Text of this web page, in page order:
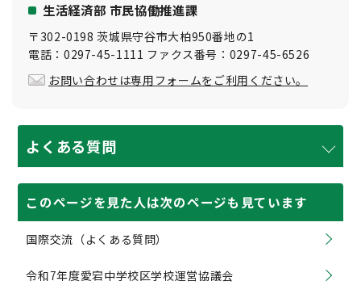
生活経済部 市民協働推進課
〒302-0198 茨城県守谷市大柏950番地の1
電話：0297-45-1111 ファクス番号：0297-45-6526
お問い合わせは専用フォームをご利用ください。
よくある質問
このページを見た人は次のページも見ています
国際交流（よくある質問）
令和7年度愛宕中学校区学校運営協議会